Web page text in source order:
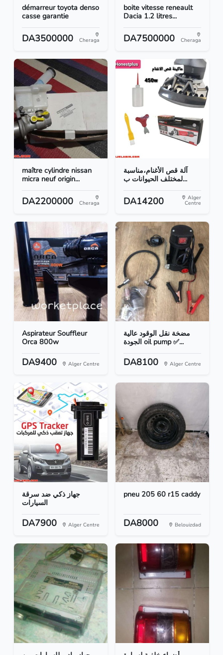
démarreur toyota denso
casse garantie
DA3500000 Cheraga
boite vitesse reneault
Dacia 1.2 litres...
DA7500000 Cheraga
maître cylindre nissan
micra neuf origin...
DA2200000 Cheraga
آلة قص الأغنام،مناسبة
لمختلف الحيوانات ب...
DA14200 Alger
Centre
Aspirateur Souffleur
Orca 800w
DA9400 Alger Centre
مضخة نقل الوقود عالية
الجودة oil pump ✅...
DA8100 Alger Centre
جهاز ذكي ضد سرقة
السيارات
DA7900 Alger Centre
pneu 205 60 r15 caddy
DA8000 Belouizdad